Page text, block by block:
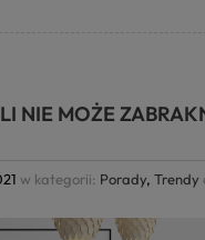
NIE MOŻE
w kategorii: Porady,Trendy